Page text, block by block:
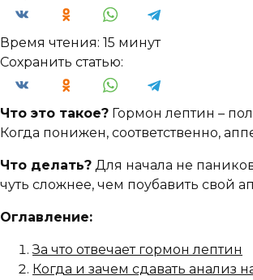
Время чтения: 15 минут
Сохранить статью:
Что это такое? Гормон лептин –
Когда понижен, соответственно,
Что делать? Для начала не
чуть сложнее, чем поубавить свой
Оглавление:
За что отвечает гормон лептин
Когда и зачем сдавать анализ